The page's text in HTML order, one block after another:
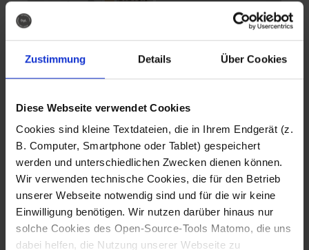
Zustimmung Details Über Cookies
Diese Webseite verwendet Cookies
Cookies sind kleine Textdateien, die in Ihrem Endgerät (z.
B. Computer, Smartphone oder Tablet) gespeichert
werden und unterschiedlichen Zwecken dienen können.
Wir verwenden technische Cookies, die für den Betrieb
unserer Webseite notwendig sind und für die wir keine
Einwilligung benötigen. Wir nutzen darüber hinaus nur
solche Cookies des Open-Source-Tools Matomo, die uns
dabei helfen, die Nutzung unserer Webseite zu
Fotografo: Lorenz
Sternbach
Download
Fotografo: Lorenz
Sternbach
Download